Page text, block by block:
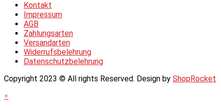
Kontakt
Impressum
AGB
Zahlungsarten
Versandarten
Widerrufsbelehrung
Datenschutzbelehrung
Copyright 2023 © All rights Reserved. Design by ShopRocket
×